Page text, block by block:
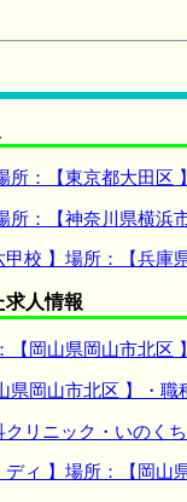
：【東京都大田区
：【神奈川県横浜
】場所：【兵庫
求人情報
岡山県岡山市北区
県岡山市北区 】・
リニック・いのく
ィ 】場所：【岡山